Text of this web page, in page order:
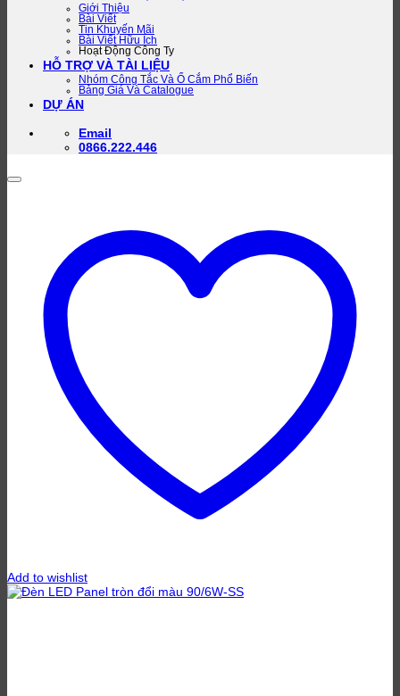
Giới Thiệu
Bài Viết
Tin Khuyến Mãi
Bài Viết Hữu Ích
Hoạt Động Công Ty
HỖ TRỢ VÀ TÀI LIỆU
Nhóm Công Tắc Và Ổ Cắm Phổ Biến
Bảng Giá Và Catalogue
DỰ ÁN
Email
0866.222.446
Add to wishlist